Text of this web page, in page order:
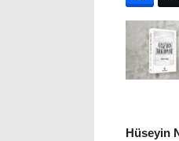
Hüseyin